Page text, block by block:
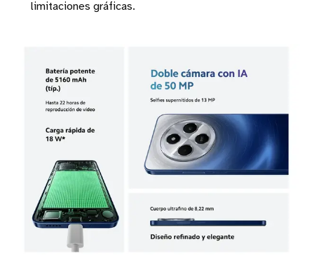
limitaciones gráficas.